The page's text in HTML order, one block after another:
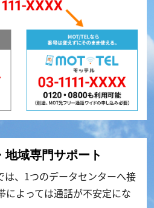
地域専門サポート
は、1つのデータセンターへ接
によっては通話が不安定にな